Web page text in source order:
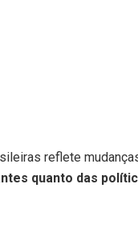
reflete
quanto das